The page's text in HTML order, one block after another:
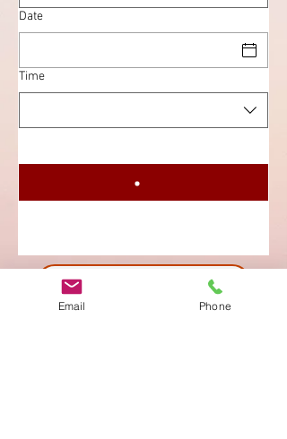
Date
Time
Aktuelle Mittagskarte
Email Phone